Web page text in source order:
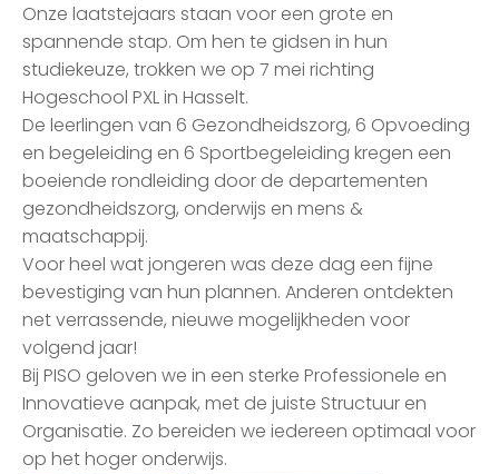
Onze laatstejaars staan voor een grote en
spannende stap. Om hen te gidsen in hun
studiekeuze, trokken we op 7 mei richting
Hogeschool PXL in Hasselt.
De leerlingen van 6 Gezondheidszorg, 6 Opvoeding
en begeleiding en 6 Sportbegeleiding kregen een
boeiende rondleiding door de departementen
gezondheidszorg, onderwijs en mens &
maatschappij.
Voor heel wat jongeren was deze dag een fijne
bevestiging van hun plannen. Anderen ontdekten
net verrassende, nieuwe mogelijkheden voor
volgend jaar!
Bij PISO geloven we in een sterke Professionele en
Innovatieve aanpak, met de juiste Structuur en
Organisatie. Zo bereiden we iedereen optimaal voor
op het hoger onderwijs.